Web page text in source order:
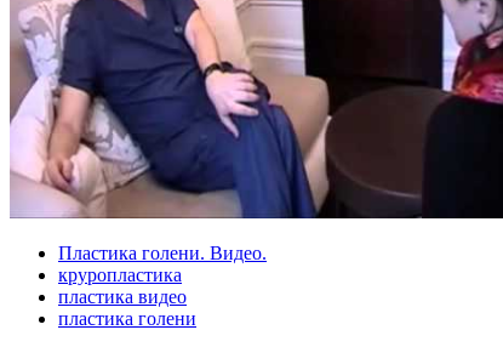
Пластика голени. Видео.
круропластика
пластика видео
пластика голени